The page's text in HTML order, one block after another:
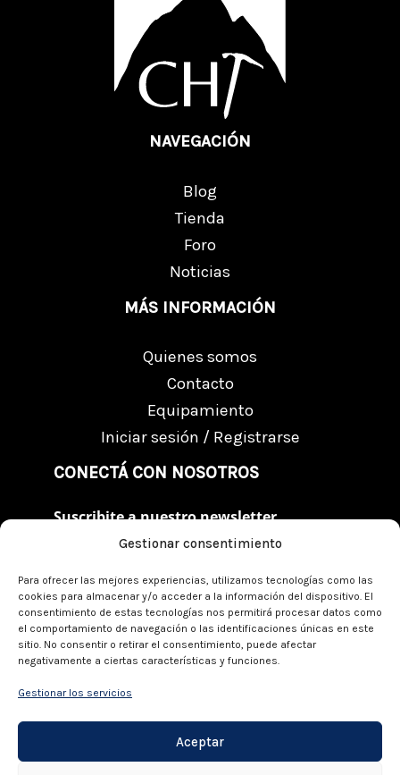
Gestionar consentimiento
Para ofrecer las mejores experiencias, utilizamos tecnologías como las
cookies para almacenar y/o acceder a la información del dispositivo. El
consentimiento de estas tecnologías nos permitirá procesar datos como
el comportamiento de navegación o las identificaciones únicas en este
sitio. No consentir o retirar el consentimiento, puede afectar
negativamente a ciertas características y funciones.
Gestionar los servicios
Aceptar
NAVEGACIÓN
Blog
Tienda
Foro
Noticias
MÁS INFORMACIÓN
Quienes somos
Contacto
Equipamiento
Iniciar sesión / Registrarse
CONECTÁ CON NOSOTROS
Suscribite a nuestro newsletter
derechos reservados.